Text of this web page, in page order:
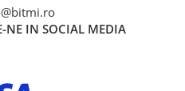
NE IN SOCIAL MEDIA